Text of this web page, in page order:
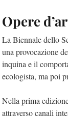
Opere
La Biennale dello
una provocazione
inquina e il
ecologista, ma poi
Nella prima
attraverso canali